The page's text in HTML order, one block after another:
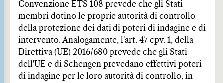
Convenzione ETS 108 prevede che gli Stati
membri dotino le proprie autorità di controllo
della protezione dei dati di poteri di indagine e di
intervento. Analogamente, l'art. 47 cpv. 1, della
Direttiva (UE) 2016/680 prevede che gli Stati
dell'UE e di Schengen prevedano effettivi poteri
di indagine per le loro autorità di controllo, in